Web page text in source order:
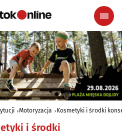
Motoryzacja Kosmetyki i środki
i środki